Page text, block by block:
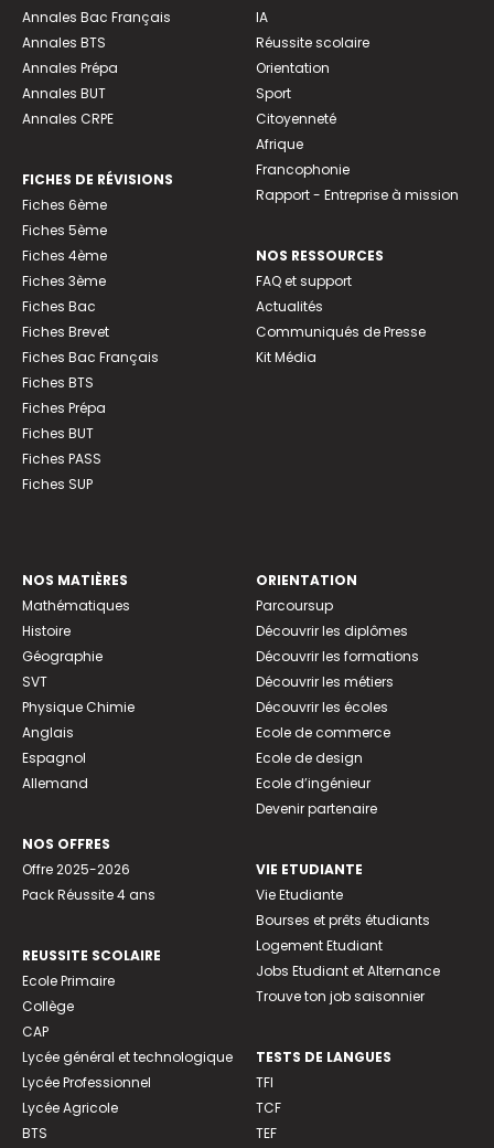
Annales Bac Français
Annales BTS
Annales Prépa
Annales BUT
Annales CRPE
FICHES DE RÉVISIONS
Fiches 6ème
Fiches 5ème
Fiches 4ème
Fiches 3ème
Fiches Bac
Fiches Brevet
Fiches Bac Français
Fiches BTS
Fiches Prépa
Fiches BUT
Fiches PASS
Fiches SUP
IA
Réussite scolaire
Orientation
Sport
Citoyenneté
Afrique
Francophonie
Rapport - Entreprise à mission
NOS RESSOURCES
FAQ et support
Actualités
Communiqués de Presse
Kit Média
NOS MATIÈRES
Mathématiques
Histoire
Géographie
SVT
Physique Chimie
Anglais
Espagnol
Allemand
NOS OFFRES
Offre 2025-2026
Pack Réussite 4 ans
REUSSITE SCOLAIRE
Ecole Primaire
Collège
CAP
Lycée général et technologique
Lycée Professionnel
Lycée Agricole
BTS
ORIENTATION
Parcoursup
Découvrir les diplômes
Découvrir les formations
Découvrir les métiers
Découvrir les écoles
Ecole de commerce
Ecole de design
Ecole d’ingénieur
Devenir partenaire
VIE ETUDIANTE
Vie Etudiante
Bourses et prêts étudiants
Logement Etudiant
Jobs Etudiant et Alternance
Trouve ton job saisonnier
TESTS DE LANGUES
TFI
TCF
TEF